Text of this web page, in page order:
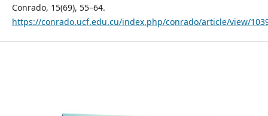
Conrado, 15(69), 55–64.
https://conrado.ucf.edu.cu/index.php/conrado/article/view/